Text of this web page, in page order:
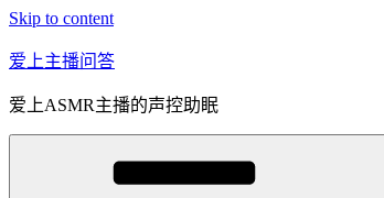
Skip to content
爱上主播问答
爱上ASMR主播的声控助眠